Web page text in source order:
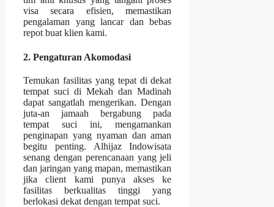
visa secara efisien, memastikan
pengalaman yang lancar dan bebas
repot buat klien kami.
2. Pengaturan Akomodasi
Temukan fasilitas yang tepat di dekat
tempat suci di Mekah dan Madinah
dapat sangatlah mengerikan. Dengan
juta-an jamaah bergabung pada
tempat suci ini, mengamankan
penginapan yang nyaman dan aman
begitu penting. Alhijaz Indowisata
senang dengan perencanaan yang jeli
dan jaringan yang mapan, memastikan
jika client kami punya akses ke
fasilitas berkualitas tinggi yang
berlokasi dekat dengan tempat suci.